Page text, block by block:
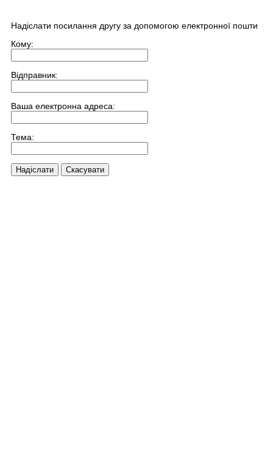
Надіслати посилання другу за допомогою електронної пошти
Кому:
Відправник:
Ваша електронна адреса:
Тема:
Надіслати Скасувати